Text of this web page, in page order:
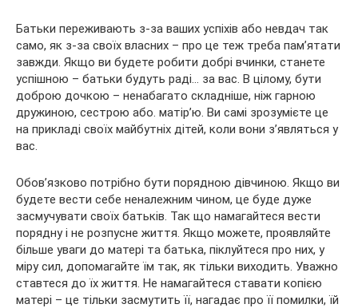
Батьки переживають з-за ваших успіхів або невдач так
само, як з-за своїх власних – про це теж треба пам’ятати
завжди. Якщо ви будете робити добрі вчинки, станете
успішною – батьки будуть раді… за вас. В цілому, бути
доброю дочкою – ненабагато складніше, ніж гарною
дружиною, сестрою або. матір’ю. Ви самі зрозумієте це
на прикладі своїх майбутніх дітей, коли вони з’являться у
вас.
Обов’язково потрібно бути порядною дівчиною. Якщо ви
будете вести себе неналежним чином, це буде дуже
засмучувати своїх батьків. Так що намагайтеся вести
порядну і не розпусне життя. Якщо можете, проявляйте
більше уваги до матері та батька, піклуйтеся про них, у
міру сил, допомагайте їм так, як тільки виходить. Уважно
ставтеся до їх життя. Не намагайтеся ставати копією
матері – це тільки засмутить її, нагадає про її помилки, їй